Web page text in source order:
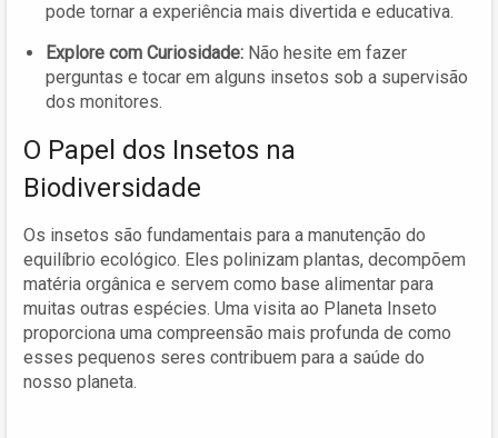
pode tornar a experiência mais divertida e educativa.
Explore com Curiosidade: Não hesite em fazer
perguntas e tocar em alguns insetos sob a supervisão
dos monitores.
O Papel dos Insetos na
Biodiversidade
Os insetos são fundamentais para a manutenção do
equilíbrio ecológico. Eles polinizam plantas, decompõem
matéria orgânica e servem como base alimentar para
muitas outras espécies. Uma visita ao Planeta Inseto
proporciona uma compreensão mais profunda de como
esses pequenos seres contribuem para a saúde do
nosso planeta.